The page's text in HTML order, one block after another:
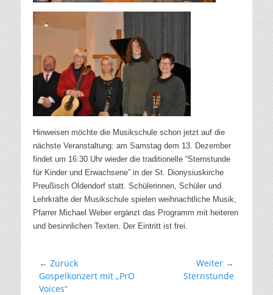
Hinweisen möchte die Musikschule schon jetzt auf die
nächste Veranstaltung: am Samstag dem 13. Dezember
findet um 16:30 Uhr wieder die traditionelle “Sternstunde
für Kinder und Erwachsene” in der St. Dionysiuskirche
Preußisch Oldendorf statt. Schülerinnen, Schüler und
Lehrkräfte der Musikschule spielen weihnachtliche Musik,
Pfarrer Michael Weber ergänzt das Programm mit heiteren
und besinnlichen Texten. Der Eintritt ist frei.
Beitragsnavigation
← Zurück
Vorhergehender
Beitrag:
Gospelkonzert mit „PrO
Voices“
Weiter →
Sternstunde